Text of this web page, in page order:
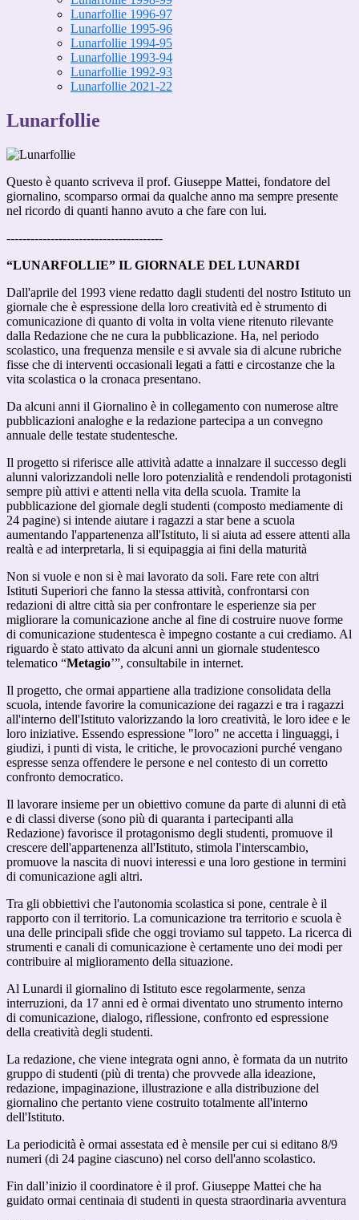
Lunarfollie 1996-97
Lunarfollie 1995-96
Lunarfollie 1994-95
Lunarfollie 1993-94
Lunarfollie 1992-93
Lunarfollie 2021-22
Lunarfollie
Questo è quanto scriveva il prof. Giuseppe Mattei, fondatore del
giornalino, scomparso ormai da qualche anno ma sempre presente
nel ricordo di quanti hanno avuto a che fare con lui.
---------------------------------------
“LUNARFOLLIE” IL GIORNALE DEL LUNARDI
Dall'aprile del 1993 viene redatto dagli studenti del nostro Istituto un
giornale che è espressione della loro creatività ed è strumento di
comunicazione di quanto di volta in volta viene ritenuto rilevante
dalla Redazione che ne cura la pubblicazione. Ha, nel periodo
scolastico, una frequenza mensile e si avvale sia di alcune rubriche
fisse che di interventi occasionali legati a fatti e circostanze che la
vita scolastica o la cronaca presentano.
Da alcuni anni il Giornalino è in collegamento con numerose altre
pubblicazioni analoghe e la redazione partecipa a un convegno
annuale delle testate studentesche.
Il progetto si riferisce alle attività adatte a innalzare il successo degli
alunni valorizzandoli nelle loro potenzialità e rendendoli protagonisti
sempre più attivi e attenti nella vita della scuola. Tramite la
pubblicazione del giornale degli studenti (composto mediamente di
24 pagine) si intende aiutare i ragazzi a star bene a scuola
aumentando l'appartenenza all'Istituto, li si aiuta ad essere attenti alla
realtà e ad interpretarla, li si equipaggia ai fini della maturità
Non si vuole e non si è mai lavorato da soli. Fare rete con altri
Istituti Superiori che fanno la stessa attività, confrontarsi con
redazioni di altre città sia per confrontare le esperienze sia per
migliorare la comunicazione anche al fine di costruire nuove forme
di comunicazione studentesca è impegno costante a cui crediamo. Al
riguardo è stato attivato da alcuni anni un giornale studentesco
telematico “Metagio’”, consultabile in internet.
Il progetto, che ormai appartiene alla tradizione consolidata della
scuola, intende favorire la comunicazione dei ragazzi e tra i ragazzi
all'interno dell'Istituto valorizzando la loro creatività, le loro idee e le
loro iniziative. Essendo espressione "loro" ne accetta i linguaggi, i
giudizi, i punti di vista, le critiche, le provocazioni purché vengano
espresse senza offendere le persone e nel contesto di un corretto
confronto democratico.
Il lavorare insieme per un obiettivo comune da parte di alunni di età
e di classi diverse (sono più di quaranta i partecipanti alla
Redazione) favorisce il protagonismo degli studenti, promuove il
crescere dell'appartenenza all'Istituto, stimola l'interscambio,
promuove la nascita di nuovi interessi e una loro gestione in termini
di comunicazione agli altri.
Tra gli obbiettivi che l'autonomia scolastica si pone, centrale è il
rapporto con il territorio. La comunicazione tra territorio e scuola è
una delle principali sfide che oggi troviamo sul tappeto. La ricerca di
strumenti e canali di comunicazione è certamente uno dei modi per
contribuire al miglioramento della situazione.
Al Lunardi il giornalino di Istituto esce regolarmente, senza
interruzioni, da 17 anni ed è ormai diventato uno strumento interno
di comunicazione, dialogo, riflessione, confronto ed espressione
della creatività degli studenti.
La redazione, che viene integrata ogni anno, è formata da un nutrito
gruppo di studenti (più di trenta) che provvede alla ideazione,
redazione, impaginazione, illustrazione e alla distribuzione del
giornalino che pertanto viene costruito totalmente all'interno
dell'Istituto.
La periodicità è ormai assestata ed è mensile per cui si editano 8/9
numeri (di 24 pagine ciascuno) nel corso dell'anno scolastico.
Fin dall’inizio il coordinatore è il prof. Giuseppe Mattei che ha
guidato ormai centinaia di studenti in questa straordinaria avventura